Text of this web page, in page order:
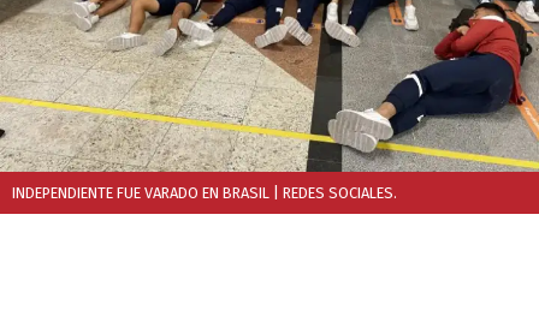
INDEPENDIENTE FUE VARADO EN BRASIL | REDES SOCIALES.